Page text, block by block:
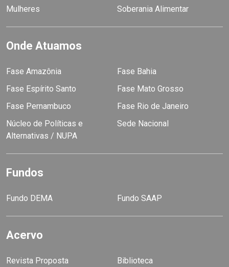
Mulheres
Soberania Alimentar
Onde Atuamos
Fase Amazônia
Fase Bahia
Fase Espírito Santo
Fase Mato Grosso
Fase Pernambuco
Fase Rio de Janeiro
Núcleo de Políticas e
Alternativas / NUPA
Sede Nacional
Fundos
Fundo DEMA Fundo SAAP
Acervo
Revista Proposta
Biblioteca